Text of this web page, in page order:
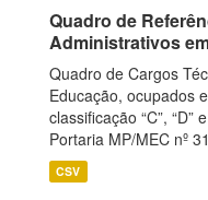
Quadro de
Administrativos
Quadro de Cargos
Educação, ocupados
classificação “C”, “D”
Portaria MP/MEC nº
CSV